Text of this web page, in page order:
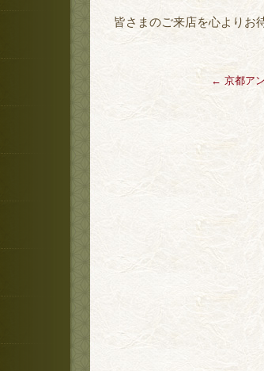
皆さまのご来店を心よりお
← 京都ア